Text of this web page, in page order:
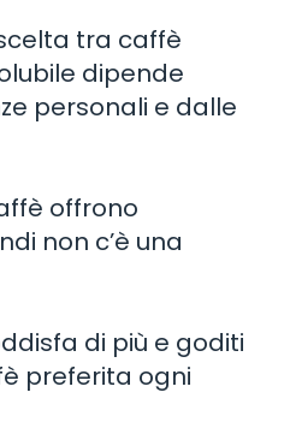
tra caffè
dipende
personali e dalle
offrono
non c’è una
di più e goditi
preferita ogni